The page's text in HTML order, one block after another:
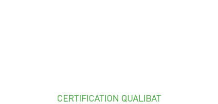
CERTIFICATION QUALIBAT